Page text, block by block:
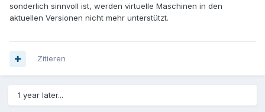
sonderlich sinnvoll ist, werden virtuelle Maschinen in den
aktuellen Versionen nicht mehr unterstützt.
Zitieren
1 year later...